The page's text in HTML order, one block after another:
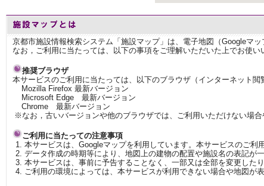
京都市施設情報検索システム「施設マップ」は、電子地図（Googleマ
なお，ご利用に当たっては、以下の事項をご理解いただいた上でお使い
推奨ブラウザ
本サービスのご利用に当たっては、以下のブラウザ（インターネット閲
Mozilla Firefox 最新バージョン
Microsoft Edge 最新バージョン
Chrome 最新バージョン
※なお，古いバージョンや他のブラウザでは、ご利用いただけない場合
ご利用に当たっての注意事項
本サービスは、Googleマップを利用しています。本サービスのご利
データ作成の時期等により、地図上の建物の配置や施設名の表記が
本サービスは、事前に予告することなく、一部又は全部を変更した
ご利用の環境によっては、本サービスが利用できない場合や地図が